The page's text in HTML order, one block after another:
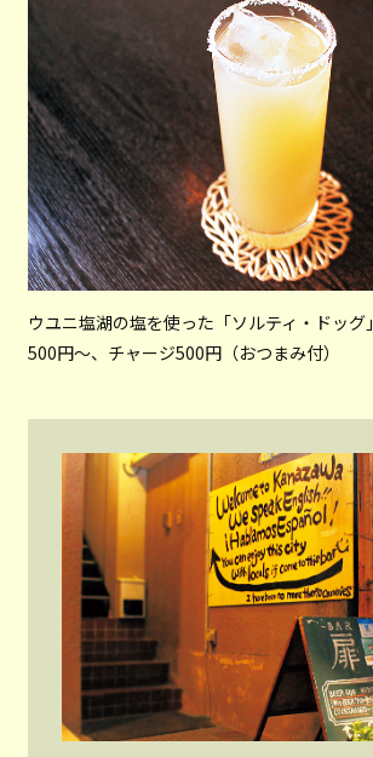
ウユニ塩湖の塩を使った「ソルティ・ドッグ
500円～、チャージ500円（おつまみ付）